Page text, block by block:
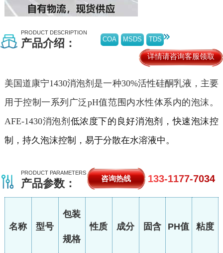
PRODUCT DESCRIPTION
产品介绍： COA MSDS TDS
详情请咨询客服领取
美国道康宁1430消泡剂是一种30%活性硅酮乳液，主要
用于控制一系列广泛pH值范围内水性体系内的泡沫。
AFE-1430消泡剂 低浓度下的良好消泡剂，快速泡沫控
制，持久泡沫控制，易于分散在水溶液中。
PRODUCT PARAMETERS
产品参数： 咨询热线 133-1177-7034
名称 型号
包装
规格
性质 成分 固含 PH值 粘度